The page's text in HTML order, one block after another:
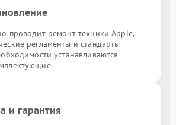
проводит ремонт техники Apple,
регламенты и стандарты
устанавливаются
и гарантия